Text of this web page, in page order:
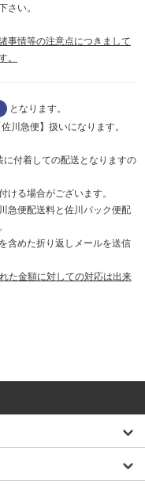
さい。
事情等の注意点につきまして
。
となります。
川急便】扱いになります。
付着しての配送となりますの
ける場合がございます。
急便配送料と佐川パック便配
含めた折り返しメールを送信
た金額に対しての対応は出来